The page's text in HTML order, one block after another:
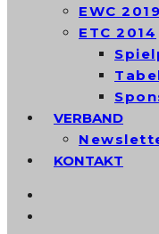
EWC 2019
ETC 2014
VERBAND
KONTAKT